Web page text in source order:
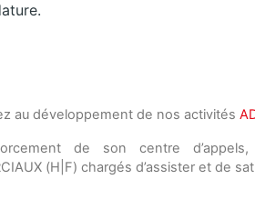
au développement de nos activités
de son centre d’appels,
(H|F) chargés d’assister et de